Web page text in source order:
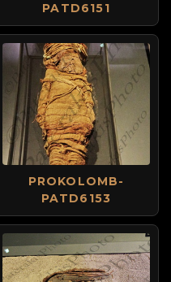
PATD6151
PROKOLOMB-
PATD6153